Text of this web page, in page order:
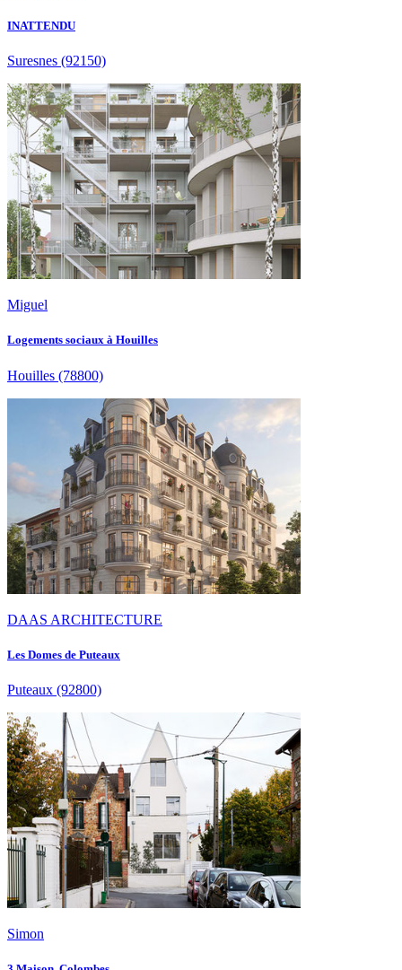
INATTENDU
Suresnes (92150)
Miguel
Logements sociaux à Houilles
Houilles (78800)
DAAS ARCHITECTURE
Les Domes de Puteaux
Puteaux (92800)
Simon